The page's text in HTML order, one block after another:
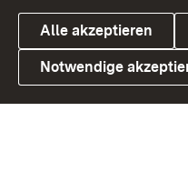
Link zum Landesportal
Alle akzeptieren
Notwendige